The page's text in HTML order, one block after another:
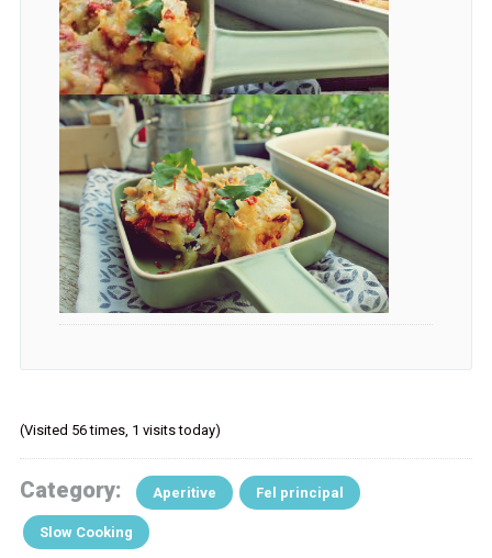
(Visited 56 times, 1 visits today)
Category: Aperitive Fel principal
Slow Cooking